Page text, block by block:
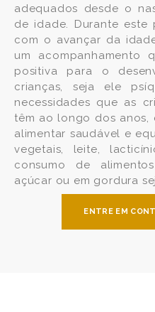
adequados desde o
de idade. Durante este
com o avançar da
um acompanhamento
positiva para o
crianças, seja ele
necessidades que as
têm ao longo dos anos,
alimentar saudável e
vegetais, leite,
consumo de
açúcar ou em gordura
ENTRE EM